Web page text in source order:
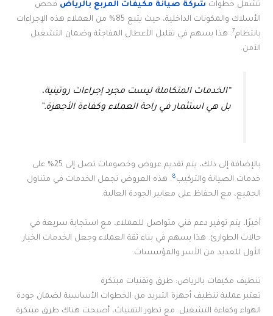
تشمل خطوات شركة صيانة مكيفات المربع بالرياض فحص
الأسلاك والمكونات الداخلية، حيث يتبع 85% من العملاء هذه الإجراءات
بانتظام7. هذا يسهم في تقليل الأعطال المفاجئة وضمان التشغيل
الآمن.
“الخدمات المتكاملة ليست مجرد إجراءات روتينية،
بل هي استثمار في راحة العملاء وكفاءة الأجهزة.”
بالإضافة إلى ذلك، يتم تقديم عروض وخصومات تصل إلى 25% على
خدمات الصيانة والتركيب8. هذه العروض تجعل الخدمات في متناول
الجميع، مع الحفاظ على معايير الجودة العالية.
أخيرًا، يتم توفير دعم فني متواصل للعملاء، مع استجابة سريعة في
حالات الطوارئ. هذا يسهم في بناء ثقة العملاء وجعل الخدمات الخيار
الأول للعديد من الأسر والمؤسسات.
تنظيف مكيفات بالرياض: طرق وتقنيات مبتكرة
تعتبر عملية تنظيف أجهزة التبريد من الخطوات الأساسية لضمان جودة
الهواء وكفاءة التشغيل. مع تطور التقنيات، أصبحت هناك طرق مبتكرة